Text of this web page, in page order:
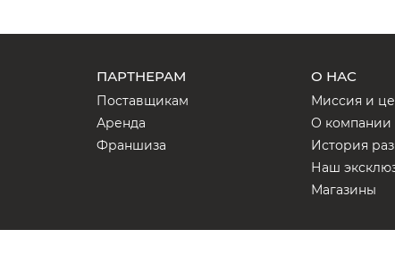
ПАРТНЕРАМ
Поставщикам
Аренда
Франшиза
О НАС
Миссия и
О компании
История
Наш
Магазины